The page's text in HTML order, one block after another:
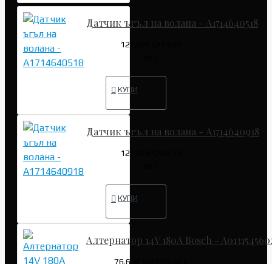
Датчик ъгъл на волана - A1714640518
127.82€ (249.99
КУПИ
Датчик ъгъл на волана - A1714640918
127.82€ (249.99
КУПИ
Алтернатор 14V 180A Bosch -
76.69€ (149.99 лв.)